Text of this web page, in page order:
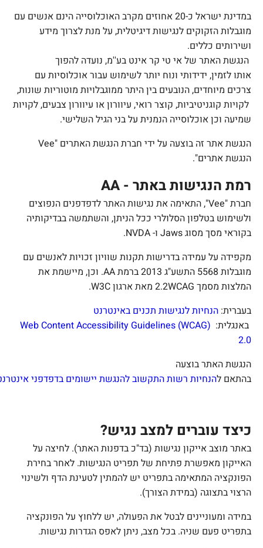
במדינת ישראל כ-20 אחוזים מקרב האוכלוסייה הינם אנשים עם
מוגבלות הזקוקים לנגישות דיגיטלית, על מנת לצרוך מידע
ושירותים כללים.
הנגשת האתר שלאי טי קר אינט בע''מ, נועדה להפוך
אותו לזמין, ידידותי ונוח יותר לשימוש עבור אוכלוסיות עם
צרכים מיוחדים, הנובעים בין היתר ממוגבלויות מוטוריות שונות,
לקויות קוגניטיביות, קוצר רואי, עיוורון או עיוורון צבעים, לקויות
שמיעה וכן אוכלוסייה הנמנית על בני הגיל השלישי.
הנגשת אתר זה בוצעה על ידי חברת הנגשת האתרים " Vee
הנגשת אתרים".
רמת הנגישות באתר -AA
חברת "Vee", התאימה את נגישות האתר לדפדפנים הנפוצים
ולשימוש בטלפון הסלולרי ככל הניתן, והשתמשה בבדיקותיה
בקוראי מסך מסוגJawsו-NVDA
.
מקפידה על עמידה בדרישות תקנות שוויון זכויות לאנשים עם
מוגבלות 5568 התשע"ג 2013 ברמת
AA. וכן, מיישמת את
המלצות מסמךWCAG2.2 מאת ארגון W3C
.
בעברית:הנחיותלנגישותתכניםבאינטרנט
באנגלית:Web Content Accessibility Guidelines (WCAG)
2.0
הנגשת האתר בוצעה
בהתאם ל הנחיותרשותהתקשובלהנגשת יישומיםבדפדפני אינטרנט.
כיצד עוברים למצב נגיש?
באתר מוצב אייקון נגישות (בד"כ בדפנות האתר). לחיצה על
האייקון מאפשרת פתיחת של תפריט הנגישות. לאחר בחירת
הפונקציה המתאימה בתפריט יש להמתין לטעינת הדף ולשינוי
הרצוי בתצוגה (במידת הצורך).
במידה ומעוניינים לבטל את הפעולה, יש ללחוץ על הפונקציה
בתפריט פעם שניה. בכל מצב, ניתן לאפס הגדרות נגישות.